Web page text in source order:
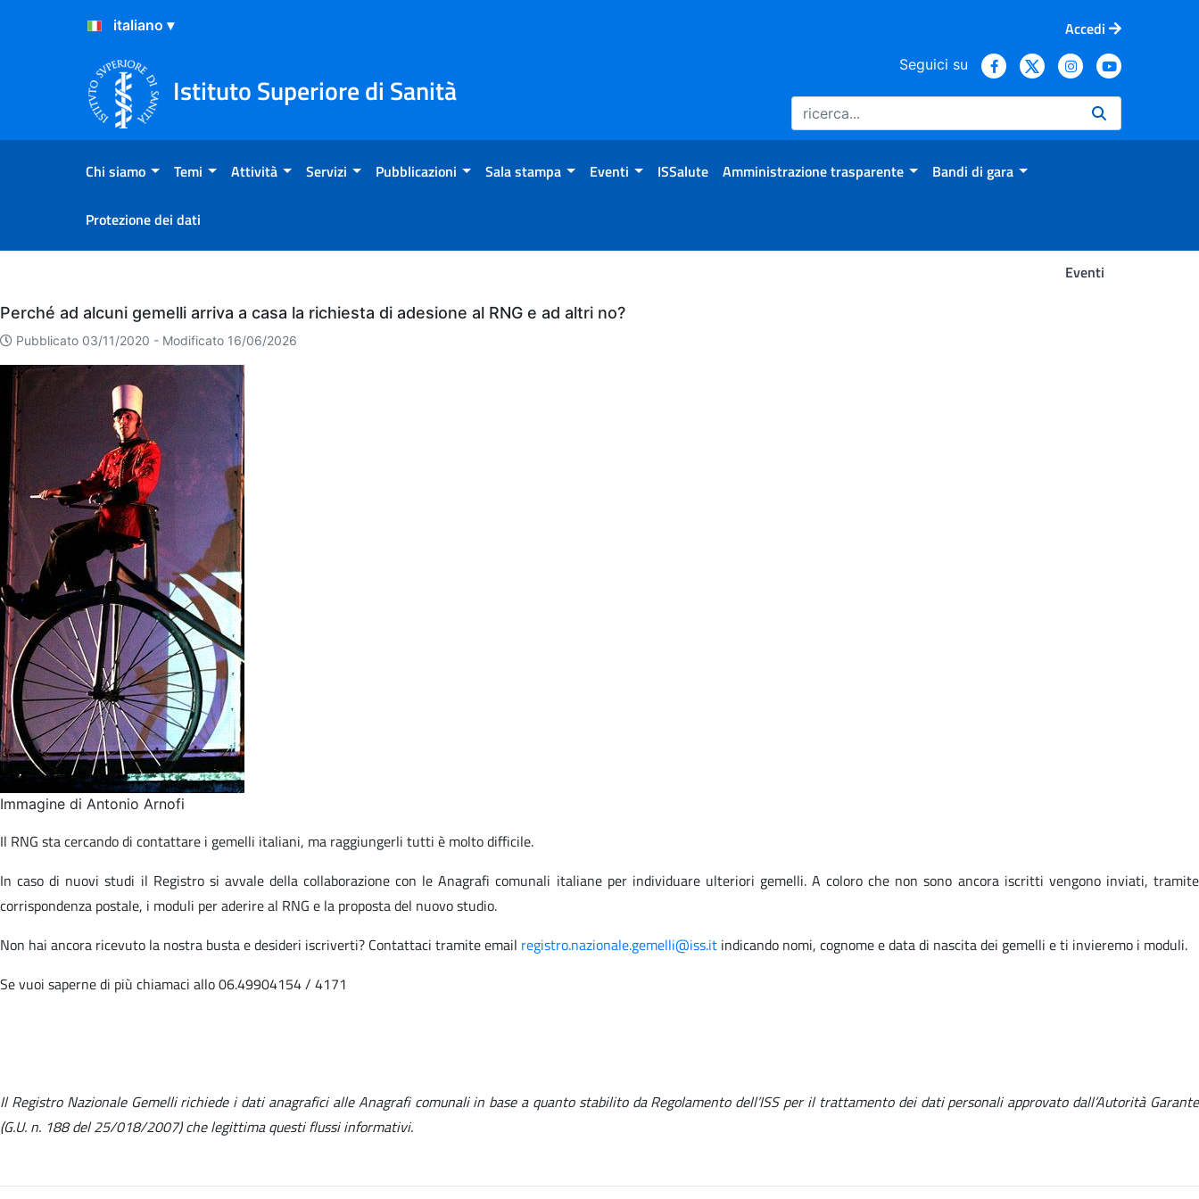
Salta al Contenuto
Salta al Footer
Accedi
Istituto Superiore di Sanità
Seguici su
Chi siamo Temi Attività Servizi Pubblicazioni Sala stampa Eventi ISSalute Amministrazione trasparente Bandi di gara
Protezione dei dati
Eventi
Eventi
Perché ad alcuni gemelli arriva a casa la richiesta di adesione al RNG e ad altri no?
Pubblicato 03/11/2020 - Modificato 16/06/2026
Immagine di Antonio Arnofi
Il RNG sta cercando di contattare i gemelli italiani, ma raggiungerli tutti è molto difficile.
In caso di nuovi studi il Registro si avvale della collaborazione con le Anagrafi comunali italiane per individuare ulteriori gemelli. A coloro che non sono ancora iscritti vengono inviati, tramite
corrispondenza postale, i moduli per aderire al RNG e la proposta del nuovo studio.
Non hai ancora ricevuto la nostra busta e desideri iscriverti? Contattaci tramite email registro.nazionale.gemelli@iss.it indicando nomi, cognome e data di nascita dei gemelli e ti invieremo i moduli.
Se vuoi saperne di più chiamaci allo 06.49904154 / 4171
Il Registro Nazionale Gemelli richiede i dati anagrafici alle Anagrafi comunali in base a quanto stabilito da Regolamento dell’ISS per il trattamento dei dati personali approvato dall’Autorità Garante
(G.U. n. 188 del 25/018/2007) che legittima questi flussi informativi.